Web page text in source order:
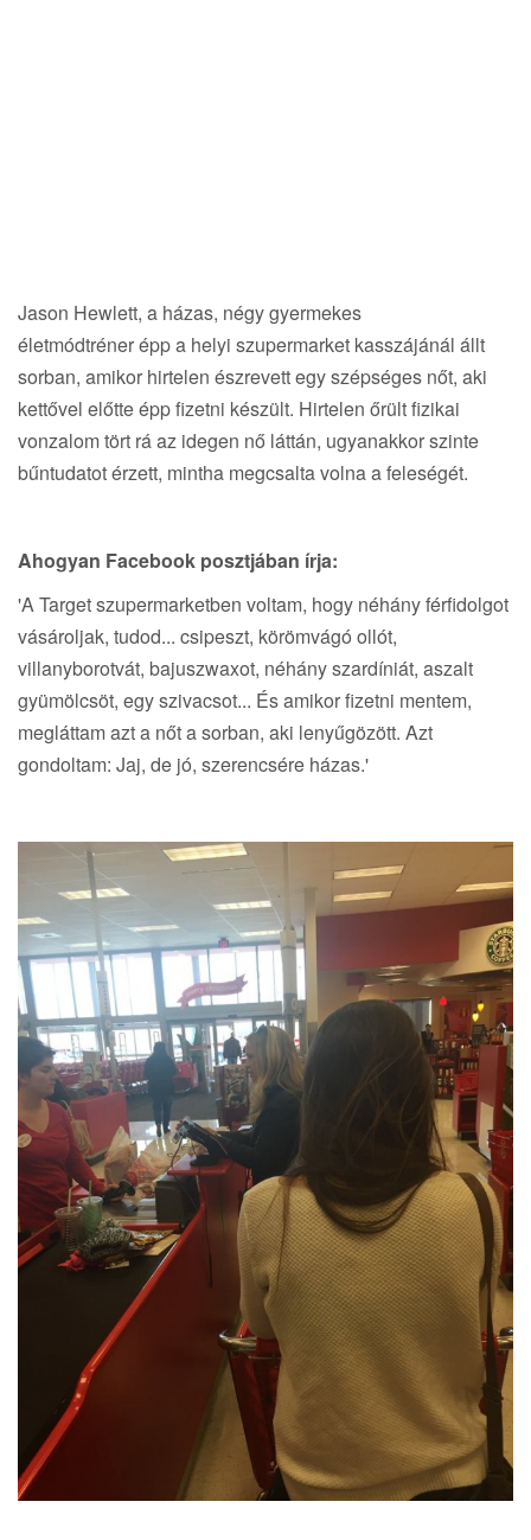
Jason Hewlett, a házas, négy gyermekes
életmódtréner épp a helyi szupermarket kasszájánál állt
sorban, amikor hirtelen észrevett egy szépséges nőt, aki
kettővel előtte épp fizetni készült. Hirtelen őrült fizikai
vonzalom tört rá az idegen nő láttán, ugyanakkor szinte
bűntudatot érzett, mintha megcsalta volna a feleségét.
Ahogyan Facebook posztjában írja:
'A Target szupermarketben voltam, hogy néhány férfidolgot
vásároljak, tudod... csipeszt, körömvágó ollót,
villanyborotvát, bajuszwaxot, néhány szardíniát, aszalt
gyümölcsöt, egy szivacsot... És amikor fizetni mentem,
megláttam azt a nőt a sorban, aki lenyűgözött. Azt
gondoltam: Jaj, de jó, szerencsére házas.'